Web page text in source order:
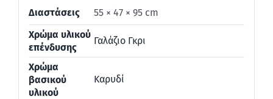
Διαστάσεις
55 × 47 × 95 cm
Χρώμα υλικού
επένδυσης
Γαλάζιο Γκρι
Χρώμα
βασικού
υλικού
Καρυδί